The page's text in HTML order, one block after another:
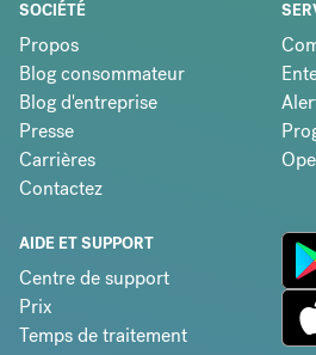
SOCIÉTÉ
Propos
Blog consommateur
Blog d'entreprise
Presse
Carrières
Contactez
AIDE ET SUPPORT
Centre de support
Prix
Temps de traitement